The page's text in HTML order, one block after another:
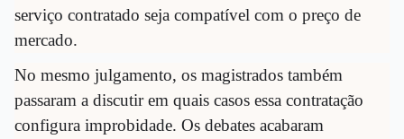
serviço contratado seja compatível com o preço de
mercado.
No mesmo julgamento, os magistrados também
passaram a discutir em quais casos essa contratação
configura improbidade. Os debates acabaram